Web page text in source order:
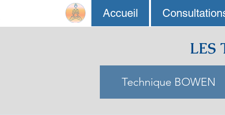
Accueil
LES
Technique BOWEN